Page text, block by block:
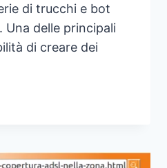
di trucchi e bot
delle principali
di creare dei